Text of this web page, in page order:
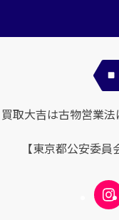
買取大吉は古物営業法
【東京都公安委